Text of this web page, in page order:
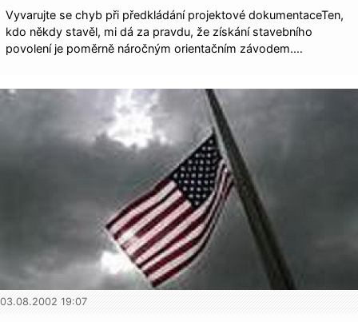
Vyvarujte se chyb při předkládání projektové dokumentaceTen,
kdo někdy stavěl, mi dá za pravdu, že získání stavebního
povolení je poměrně náročným orientačním závodem.…
03.08.2002 19:07